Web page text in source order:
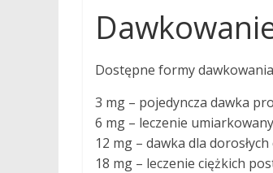
Dostępne formy
3 mg – pojedyncza dawka
6 mg – leczenie
12 mg – dawka dla
18 mg – leczenie ciężkich